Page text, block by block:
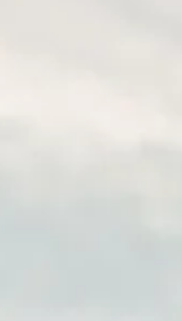
naszych
eksploracji, a